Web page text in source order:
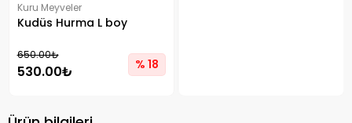
Kuru Meyveler
Kudüs Hurma L boy
650.00₺
530.00₺ % 18